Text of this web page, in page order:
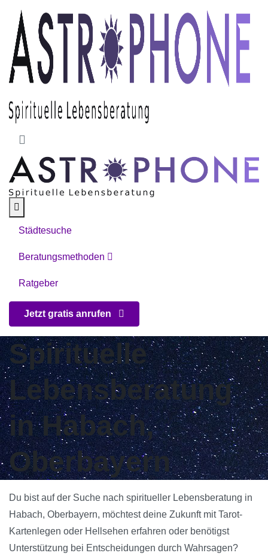
Skip to main content
Städtesuche
Beratungsmethoden
Ratgeber
Jetzt gratis anrufen
Spirituelle
Lebensberatung
in Habach,
Oberbayern
Du bist auf der Suche nach spiritueller Lebensberatung in
Habach, Oberbayern, möchtest deine Zukunft mit Tarot-
Kartenlegen oder Hellsehen erfahren oder benötigst
Unterstützung bei Entscheidungen durch Wahrsagen?